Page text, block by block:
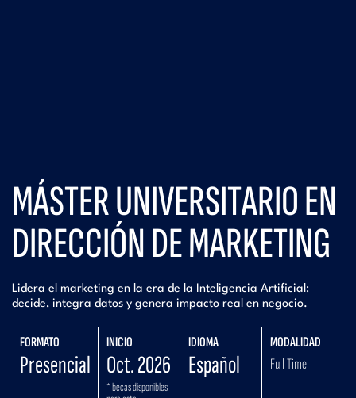
MÁSTER UNIVERSITARIO EN
DIRECCIÓN DE MARKETING
Lidera el marketing en la era de la Inteligencia Artificial:
decide, integra datos y genera impacto real en negocio.
FORMATO
Presencial
INICIO
Oct. 2026
* becas disponibles
IDIOMA
Español
MODALIDAD
Full Time